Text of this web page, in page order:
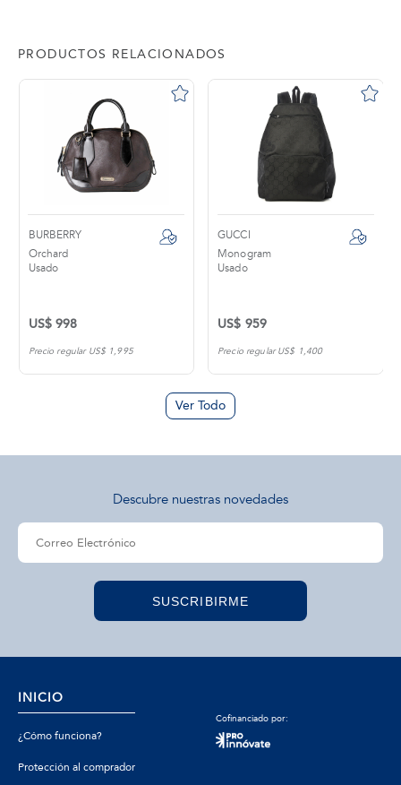
PRODUCTOS RELACIONADOS
BURBERRY
Orchard
Usado
US$ 998
Precio regular US$ 1,995
GUCCI
Monogram
Usado
US$ 959
Precio regular US$ 1,400
Ver Todo
Descubre nuestras novedades
SUSCRIBIRME
INICIO
¿Cómo funciona?
Protección al comprador
Cofinanciado por: